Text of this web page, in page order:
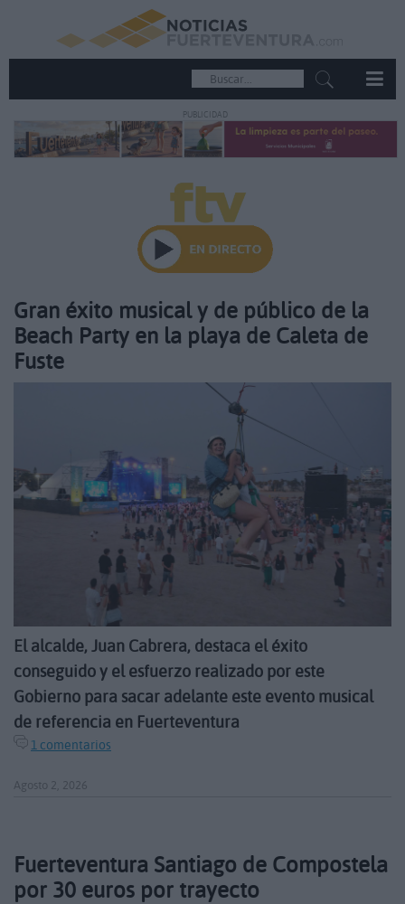
PUBLICIDAD
Gran éxito musical y de público de la
Beach Party en la playa de Caleta de
Fuste
El alcalde, Juan Cabrera, destaca el éxito
conseguido y el esfuerzo realizado por este
Gobierno para sacar adelante este evento musical
de referencia en Fuerteventura
1 comentarios
Agosto 2, 2026
Fuerteventura Santiago de Compostela
por 30 euros por trayecto